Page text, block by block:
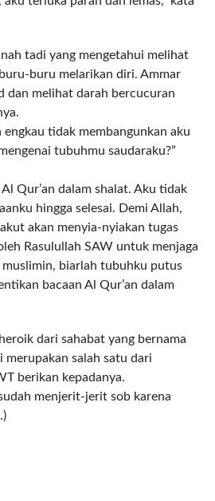
tadi yang mengetahui melihat
buru melarikan diri. Ammar
dan melihat darah bercucuran
engkau tidak membangunkan aku
tubuhmu saudaraku?”
Qur’an dalam shalat. Aku tidak
hingga selesai. Demi Allah,
akan menyia-nyiakan tugas
Rasulullah SAW untuk menjaga
muslimin, biarlah tubuhku putus
bacaan Al Qur’an dalam
dari sahabat yang bernama
salah satu dari
berikan kepadanya.
menjerit-jerit sob karena